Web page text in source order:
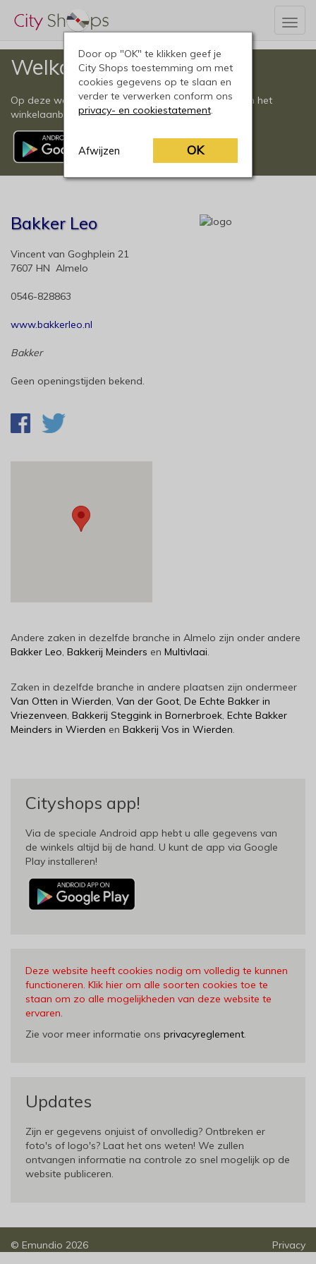
Welkom
Op deze website vindt u een compleet overzicht van het
winkelaanbod in Almelo en omgeving.
Bakker Leo
Vincent van Goghplein 21
7607 HN Almelo
0546-828863
www.bakkerleo.nl
Bakker
Geen openingstijden bekend.
Andere zaken in dezelfde branche in Almelo zijn onder andere
Bakker Leo, Bakkerij Meinders en Multivlaai.
Zaken in dezelfde branche in andere plaatsen zijn ondermeer
Van Otten in Wierden, Van der Goot, De Echte Bakker in
Vriezenveen, Bakkerij Steggink in Bornerbroek, Echte Bakker
Meinders in Wierden en Bakkerij Vos in Wierden.
Cityshops app!
Via de speciale Android app hebt u alle gegevens van
de winkels altijd bij de hand. U kunt de app via Google
Play installeren!
Deze website heeft cookies nodig om volledig te kunnen
functioneren. Klik hier om alle soorten cookies toe te
staan om zo alle mogelijkheden van deze website te
ervaren
Zie voor meer informatie ons privacyreglement
Updates
Zijn er gegevens onjuist of onvolledig? Ontbreken er
foto's of logo's? Laat het ons weten! We zullen
ontvangen informatie na controle zo snel mogelijk op de
website publiceren.
© Emundio 2026 Privacy
Door op "OK" te klikken geef je
City Shops toestemming om met
cookies gegevens op te slaan en
verder te verwerken conform ons
privacy- en cookiestatement.
Afwijzen OK